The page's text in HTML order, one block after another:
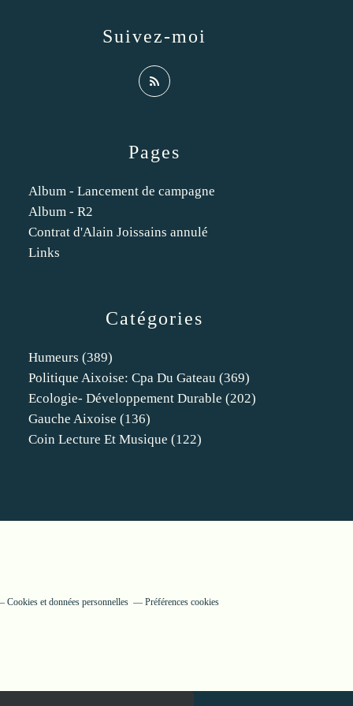
Catégories
Humeurs (389)
Politique Aixoise: Cpa Du Gateau (369)
Ecologie- Développement Durable (202)
Gauche Aixoise (136)
Coin Lecture Et Musique (122)
Pages
Album - Lancement de campagne
Album - R2
Contrat d'Alain Joissains annulé
Links
Suivez-moi
Cookies et données personnelles Préférences cookies